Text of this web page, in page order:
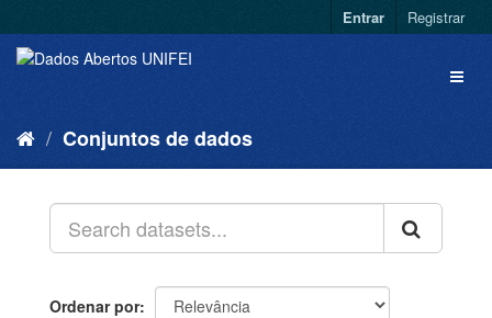
Entrar Registrar
Conjuntos de dados
Ordenar por